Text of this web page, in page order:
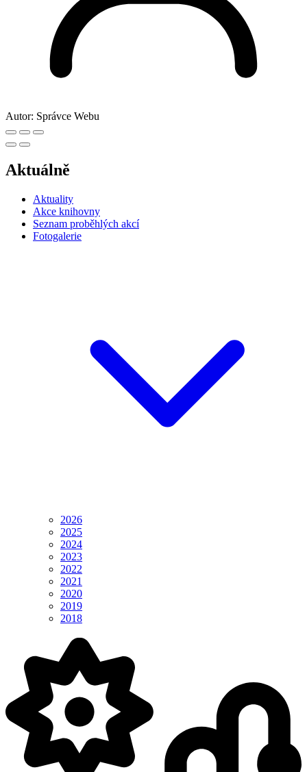
Autor: Správce Webu
Aktuálně
Aktuality
Akce knihovny
Seznam proběhlých akcí
Fotogalerie
2026
2025
2024
2023
2022
2021
2020
2019
2018